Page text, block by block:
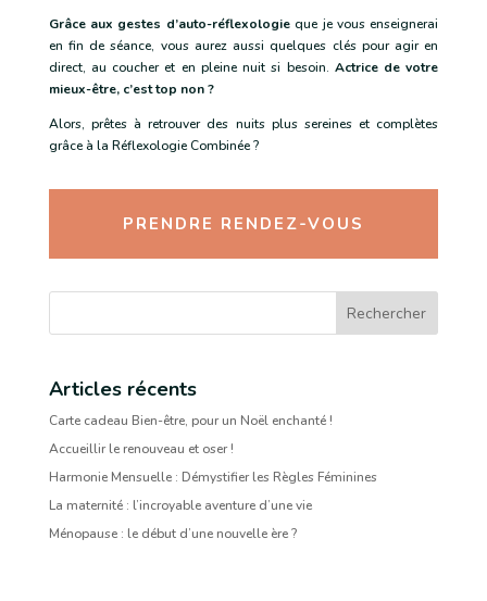
Grâce aux gestes d’auto-réflexologieque je vous enseignerai
en fin de séance, vous aurez aussi quelques clés pour agir en
direct, au coucher et en pleine nuit si besoin. Actrice de votre
mieux-être, c’est top non ?
Alors, prêtes à retrouver des nuits plus sereines et complètes
grâce à la Réflexologie Combinée ?
PRENDRE RENDEZ-VOUS
Rechercher
Articles récents
Carte cadeau Bien-être, pour un Noël enchanté !
Accueillir le renouveau et oser !
Harmonie Mensuelle : Démystifier les Règles Féminines
La maternité : l’incroyable aventure d’une vie
Ménopause : le début d’une nouvelle ère ?